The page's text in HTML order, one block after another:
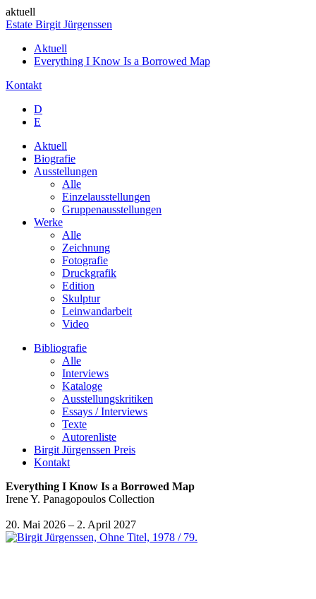
aktuell
Estate Birgit Jürgenssen
Aktuell
Everything I Know Is a Borrowed Map
Kontakt
D
E
Aktuell
Biografie
Ausstellungen
Alle
Einzelausstellungen
Gruppenausstellungen
Werke
Alle
Zeichnung
Fotografie
Druckgrafik
Edition
Skulptur
Leinwandarbeit
Video
Bibliografie
Alle
Interviews
Kataloge
Ausstellungskritiken
Essays / Interviews
Texte
Autorenliste
Birgit Jürgenssen Preis
Kontakt
Everything I Know Is a Borrowed Map
Irene Y. Panagopoulos Collection
20. Mai 2026 – 2. April 2027